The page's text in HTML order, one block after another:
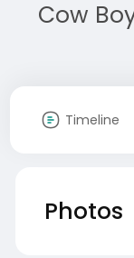
Cow
Timeline
Photos